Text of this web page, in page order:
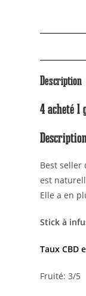
Description
4 acheté
Description
Best seller
est
Elle a en
Stick à
Taux CBD
Fruité: 3/5